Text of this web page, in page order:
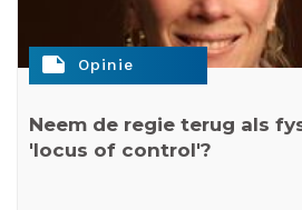
note Opinie
Neem de regie terug als
'locus of control'?